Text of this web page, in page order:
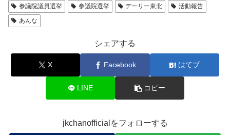
参議院議員選挙
参議院選挙 デーリー東北
活動報告
あんな
シェアする
X Facebook はてブ
LINE コピー
jkchanofficialをフォローする